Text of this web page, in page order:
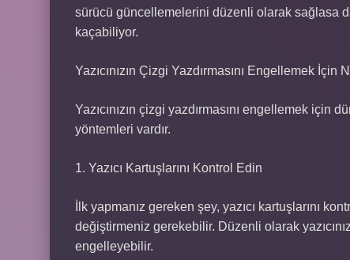
sürücü güncellemelerini düzenli olarak sağlasa
kaçabiliyor.
Yazıcınızın Çizgi Yazdırmasını Engellemek
Yazıcınızın çizgi yazdırmasını engellemek için
yöntemleri vardır.
1. Yazıcı Kartuşlarını Kontrol Edin
İlk yapmanız gereken şey, yazıcı kartuşlarını
değiştirmeniz gerekebilir. Düzenli olarak
engelleyebilir.